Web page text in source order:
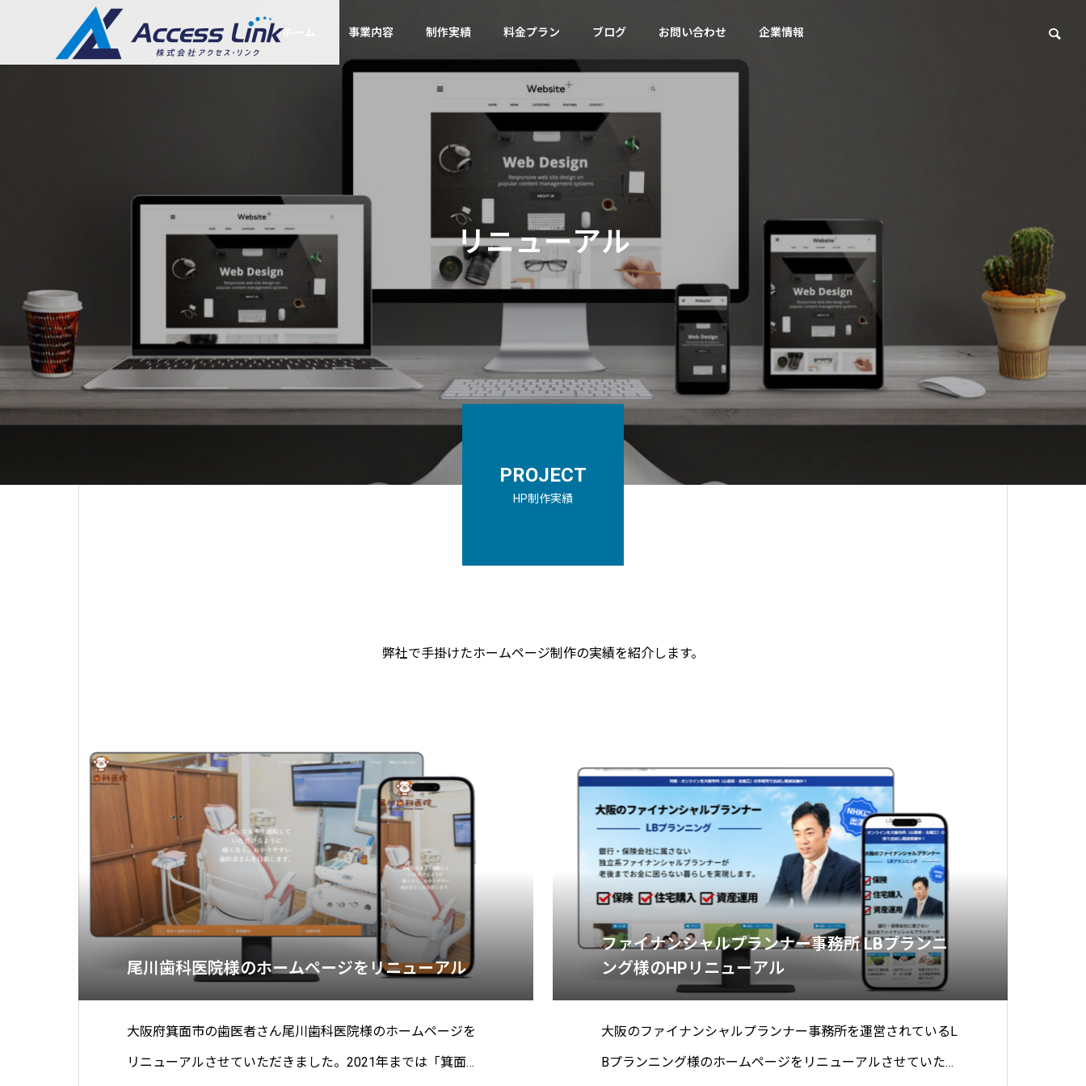
ホーム 事業内容 制作実績 料金プラン ブログ お問い合わせ 企業情報
集客型ホームペー
SEOに強い「売れるホ
ームページ」をお届け
します
SEOコンサルティ
ング
あなたの会社のレンタ
ルWEB部長に
MEO対策
Googleマップ対策は必
須です
（サジェスト広
告）
コスパ良く集客を実
現！
トとは？Go
小企業の対
Googleを名乗る不審な電話・
SMSの見分け方
Googleトレンドが400語比較
に対応｜キーワード選定術
メタ情報の矛盾はどう直す？G
oogle最新見解と対策
サイト内検索ページはブロッ
ク必要？Google最新見解
AIに
3%へ
Company Profile
提携企業
Partner companies
リニューアル
PROJECT
HP制作実績
弊社で手掛けたホームページ制作の実績を紹介します。
尾川歯科医院様のホームページをリニューアル
大阪府箕面市の歯医者さん尾川歯科医院様のホームページを
リニューアルさせていただきました。2021年までは「箕面
ファイナンシャルプランナー事務所 LBプランニ
ング様のHPリニューアル
大阪のファイナンシャルプランナー事務所を運営されているL
Bプランニング様のホームページをリニューアルさせていただ